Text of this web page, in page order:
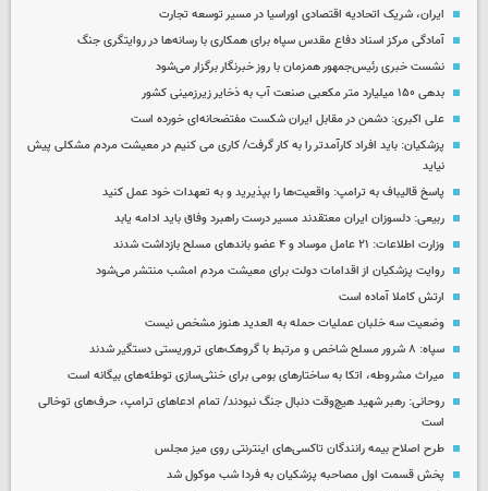
ایران، شریک اتحادیه اقتصادی اوراسیا در مسیر توسعه تجارت
آمادگی مرکز اسناد دفاع مقدس سپاه برای همکاری با رسانه‌ها در روایتگری جنگ
نشست خبری رئیس‌جمهور همزمان با روز خبرنگار برگزار می‌شود
بدهی ۱۵۰ میلیارد متر مکعبی صنعت آب به ذخایر زیرزمینی کشور
علی اکبری: دشمن در مقابل ایران شکست مفتضحانه‌ای خورده است
پزشکیان: باید افراد کارآمدتر را به کار گرفت/ کاری می کنیم در معیشت مردم مشکلی پیش
نیاید
پاسخ قالیباف به ترامپ: واقعیت‌ها را بپذیرید و به تعهدات خود عمل کنید
ربیعی: دلسوزان ایران معتقدند مسیر درست راهبرد وفاق باید ادامه یابد
وزارت اطلاعات: ۲۱ عامل موساد و ۴ عضو باندهای مسلح بازداشت شدند
روایت پزشکیان از اقدامات دولت برای معیشت مردم امشب منتشر می‌شود
ارتش کاملا آماده است
وضعیت سه خلبان عملیات حمله به العدید هنوز مشخص نیست
سپاه: ۸ شرور مسلح شاخص و مرتبط با گروهک‌های تروریستی دستگیر شدند
میراث مشروطه، اتکا به ساختارهای بومی برای خنثی‌سازی توطئه‌های بیگانه است
روحانی: رهبر شهید هیچ‌وقت دنبال جنگ نبودند/ تمام ادعاهای ترامپ، حرف‌های توخالی
است
طرح اصلاح بیمه رانندگان تاکسی‌های اینترنتی روی میز مجلس
پخش قسمت اول مصاحبه پزشکیان به فردا شب موکول شد